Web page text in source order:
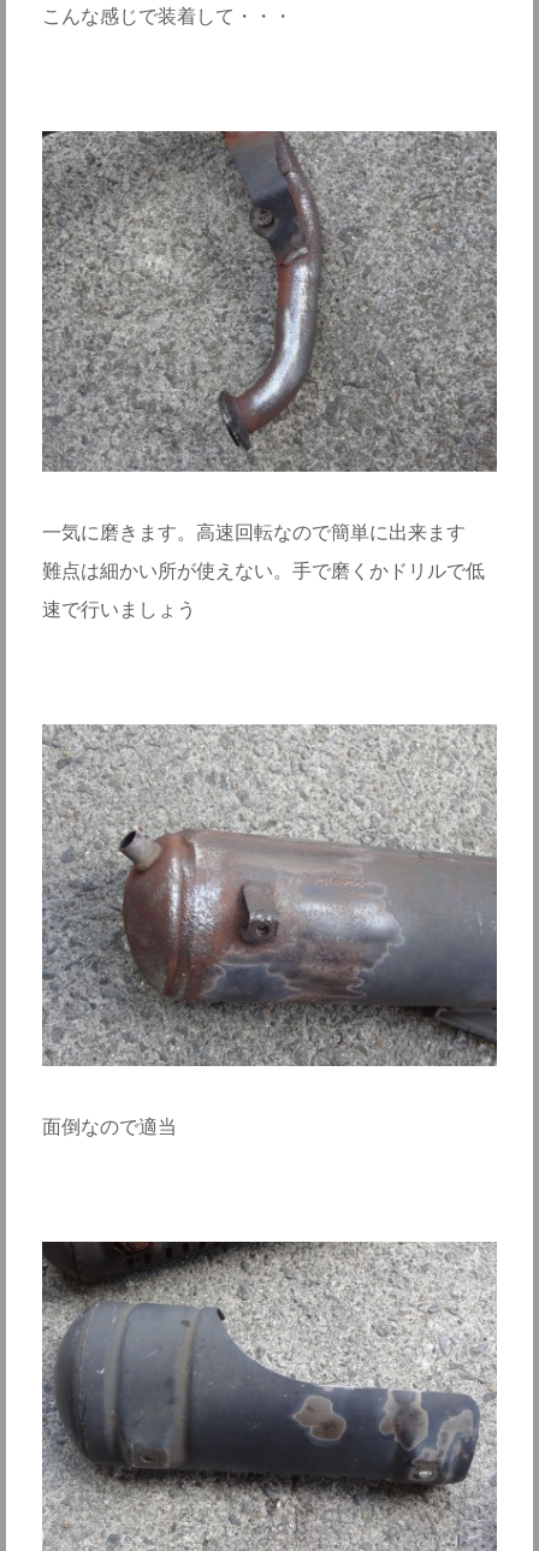
こんな感じで装着して・・・
一気に磨きます。高速回転なので簡単に出来ます
難点は細かい所が使えない。手で磨くかドリルで低
速で行いましょう
面倒なので適当